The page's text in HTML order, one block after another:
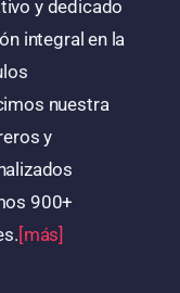
y dedicado
integral en la
nuestra
y
900+
[más]